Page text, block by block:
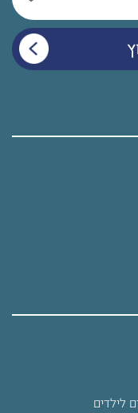
לילדים